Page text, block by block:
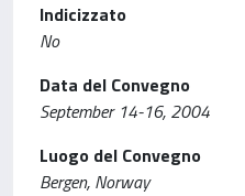
Indicizzato
No
Data del Convegno
September 14-16, 2004
Luogo del Convegno
Bergen, Norway